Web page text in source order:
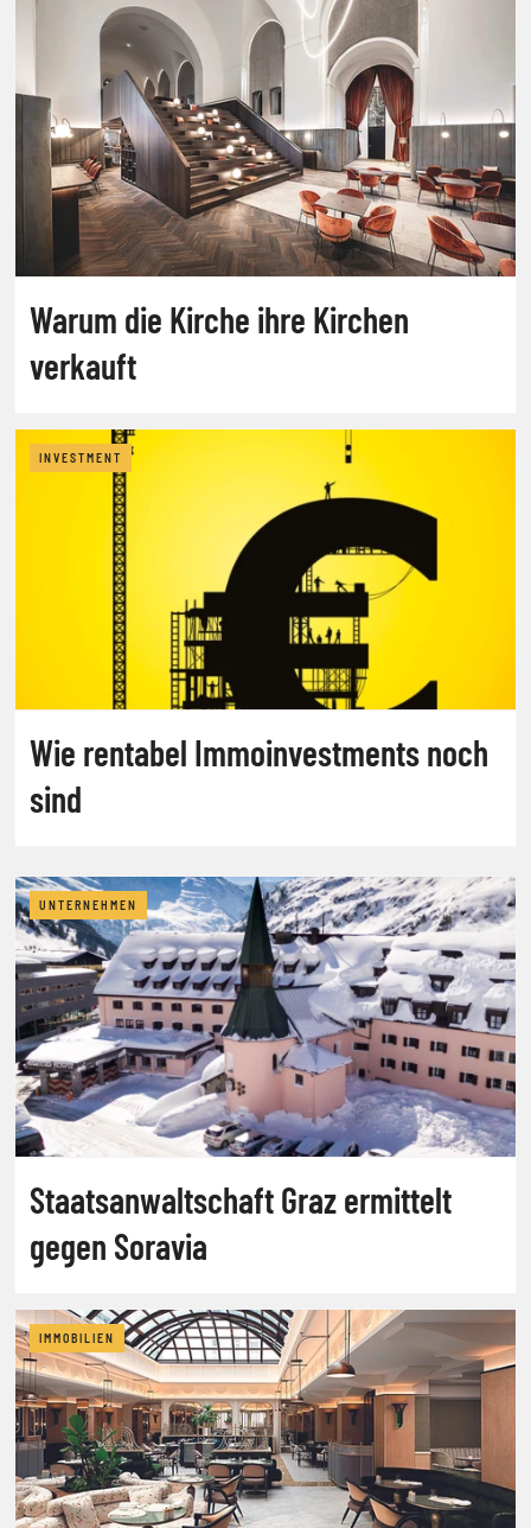
Warum die Kirche ihre Kirchen
verkauft
INVESTMENT
Wie rentabel Immoinvestments noch
sind
UNTERNEHMEN
Staatsanwaltschaft Graz ermittelt
gegen Soravia
IMMOBILIEN